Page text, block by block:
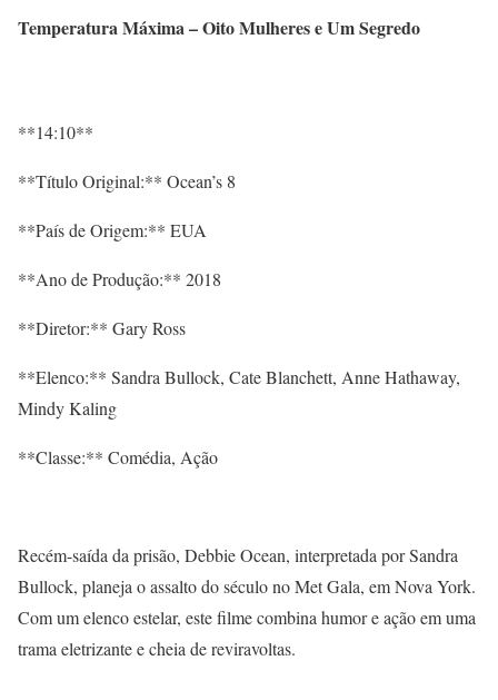
Temperatura Máxima – Oito Mulheres e Um Segredo
**14:10**
**Título Original:** Ocean’s 8
**País de Origem:** EUA
**Ano de Produção:** 2018
**Diretor:** Gary Ross
**Elenco:** Sandra Bullock, Cate Blanchett, Anne Hathaway,
Mindy Kaling
**Classe:** Comédia, Ação
Recém-saída da prisão, Debbie Ocean, interpretada por Sandra
Bullock, planeja o assalto do século no Met Gala, em Nova York.
Com um elenco estelar, este filme combina humor e ação em uma
trama eletrizante e cheia de reviravoltas.